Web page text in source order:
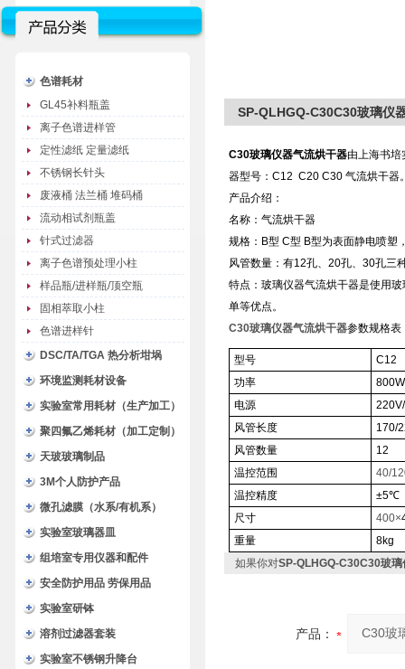
色谱耗材
GL45补料瓶盖
离子色谱进样管
定性滤纸 定量滤纸
不锈钢长针头
废液桶 法兰桶 堆码桶
流动相试剂瓶盖
针式过滤器
离子色谱预处理小柱
样品瓶/进样瓶/顶空瓶
固相萃取小柱
色谱进样针
DSC/TA/TGA 热分析坩埚
环境监测耗材设备
实验室常用耗材（生产加工）
聚四氟乙烯耗材（加工定制）
天玻玻璃制品
3M个人防护产品
微孔滤膜（水系/有机系）
实验室玻璃器皿
组培室专用仪器和配件
安全防护用品 劳保用品
实验室研钵
溶剂过滤器套装
实验室不锈钢升降台
SP-QLHGQ-C30C30玻璃仪
C30玻璃仪器气流烘干器由上海书
器型号：C12 C20 C30 气流烘干器
产品介绍：
名称：气流烘干器
规格：B型 C型 B型为表面静电喷塑
风管数量：有12孔、20孔、30孔三
特点： 玻璃仪器气流烘干器是使用
单等优点。
C30玻璃仪器气流烘干器参数规格表
型号
C12
功率
800W
电源
风管长度
170/
风管数量
12
温控范围
40/
温控精度
±5℃
尺寸
400×
重量
8kg
如果你对SP-QLHGQ-C30C30玻
产品：